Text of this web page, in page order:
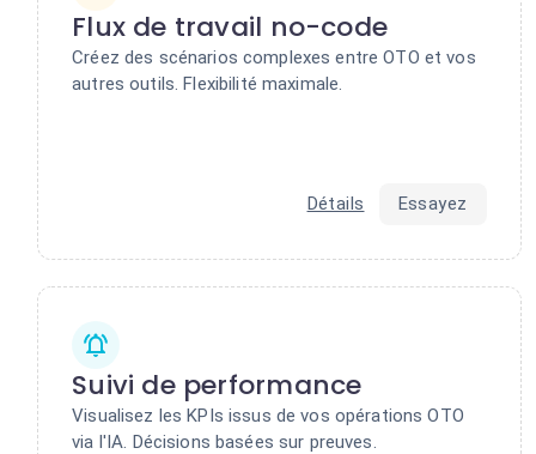
Flux de travail no-code
Créez des scénarios complexes entre OTO et vos
autres outils. Flexibilité maximale.
Détails Essayez
Suivi de performance
Visualisez les KPIs issus de vos opérations OTO
via l'IA. Décisions basées sur preuves.